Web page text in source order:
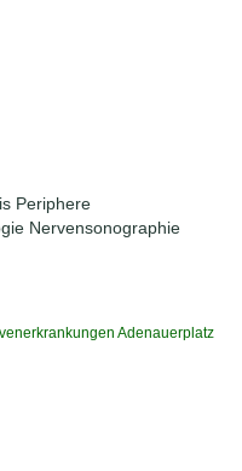
Periphere
Nervensonographie
Adenauerplatz